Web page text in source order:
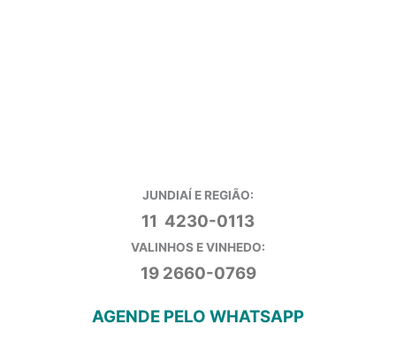
JUNDIAÍ E REGIÃO:
11 4230-0113
VALINHOS E VINHEDO:
19 2660-0769
AGENDE PELO WHATSAPP